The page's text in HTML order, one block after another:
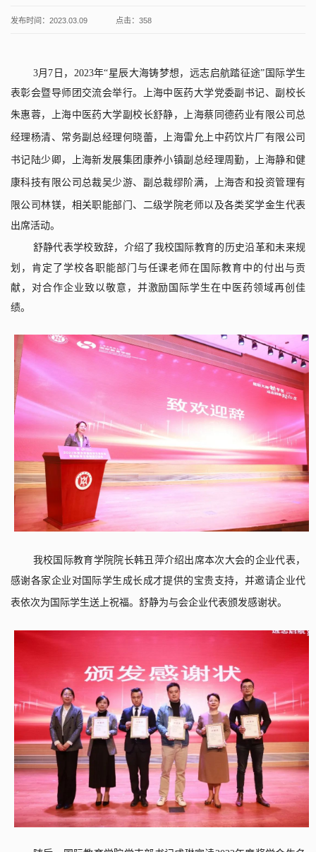
发布时间：2023.03.09 点击： 358
3月 7 日， 2023年“星辰大海铸梦想，远志启航踏征途”国际学生
表彰会暨导师团交流会举行。上海中医药大学党委副书记、副校长
朱惠蓉， 上海中医药大学副校长舒静 ， 上海蔡同德药业有限公司总
经理杨清、常务副总经理何晓蕾 ， 上海雷允上中药饮片厂有限公司
书记陆少卿 ， 上海新发展集团康养小镇副总经理周勤 ， 上海静和健
康科技有限公司总裁吴少游、副总裁缪阶满， 上海杏和投资管理有
限公司林镁， 相关职能部门、二级学院老师以及各类奖学金生代表
出席活动。
舒静代表学校致辞， 介绍了我校国际教育的历史沿革和未来规
划，肯定了学校各职能部门与任课老师在国际教育中的付出与贡
献，对合作企业致以敬意，并激励国际学生在中医药领域再创佳
绩。
我校国际教育学院院长韩丑萍介绍出席本次大会的企业代表，
感谢各家企业对国际学生成长成才提供的宝贵支持，并邀请企业代
表依次为国际学生送上祝福。舒静为与会企业代表颁发感谢状。